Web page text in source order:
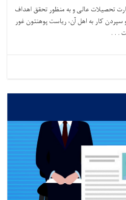
تحصیلات عالی و به منظور تحقق اهداف
سپردن کار به اهل آن، ریاست پوهنتون غور